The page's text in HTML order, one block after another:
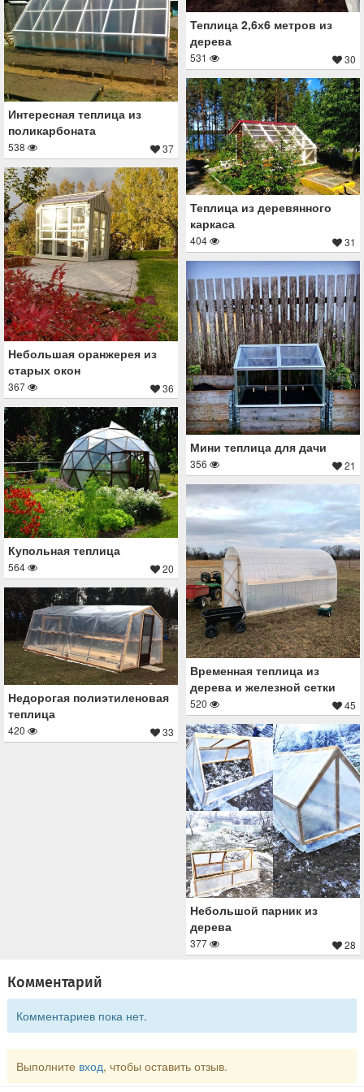
Теплица 2,6х6 метров из
дерева
531 30
Интересная теплица из
поликарбоната
538 37
Теплица из деревянного
каркаса
404 31
Небольшая оранжерея из
старых окон
367 36
Мини теплица для дачи
356 21
Купольная теплица
564 20
Временная теплица из
дерева и железной сетки
520 45
Недорогая полиэтиленовая
теплица
420 33
Небольшой парник из
дерева
377 28
Комментарий
Комментариев пока нет.
Выполните вход, чтобы оставить отзыв.